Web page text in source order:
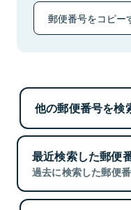
郵便番号をコピー
他の郵便番号を検
最近検索した郵便
過去に検索した郵便